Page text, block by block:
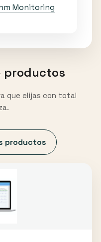
Monitoring
productos
que elijas con total
productos